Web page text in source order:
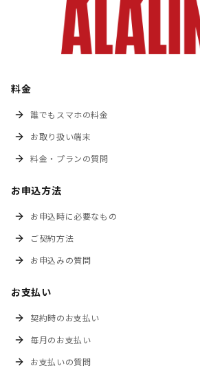
料金
誰でもスマホの料金
お取り扱い端末
料金・プランの質問
お申込方法
お申込時に必要なもの
ご契約方法
お申込みの質問
お支払い
契約時のお支払い
毎月のお支払い
お支払いの質問